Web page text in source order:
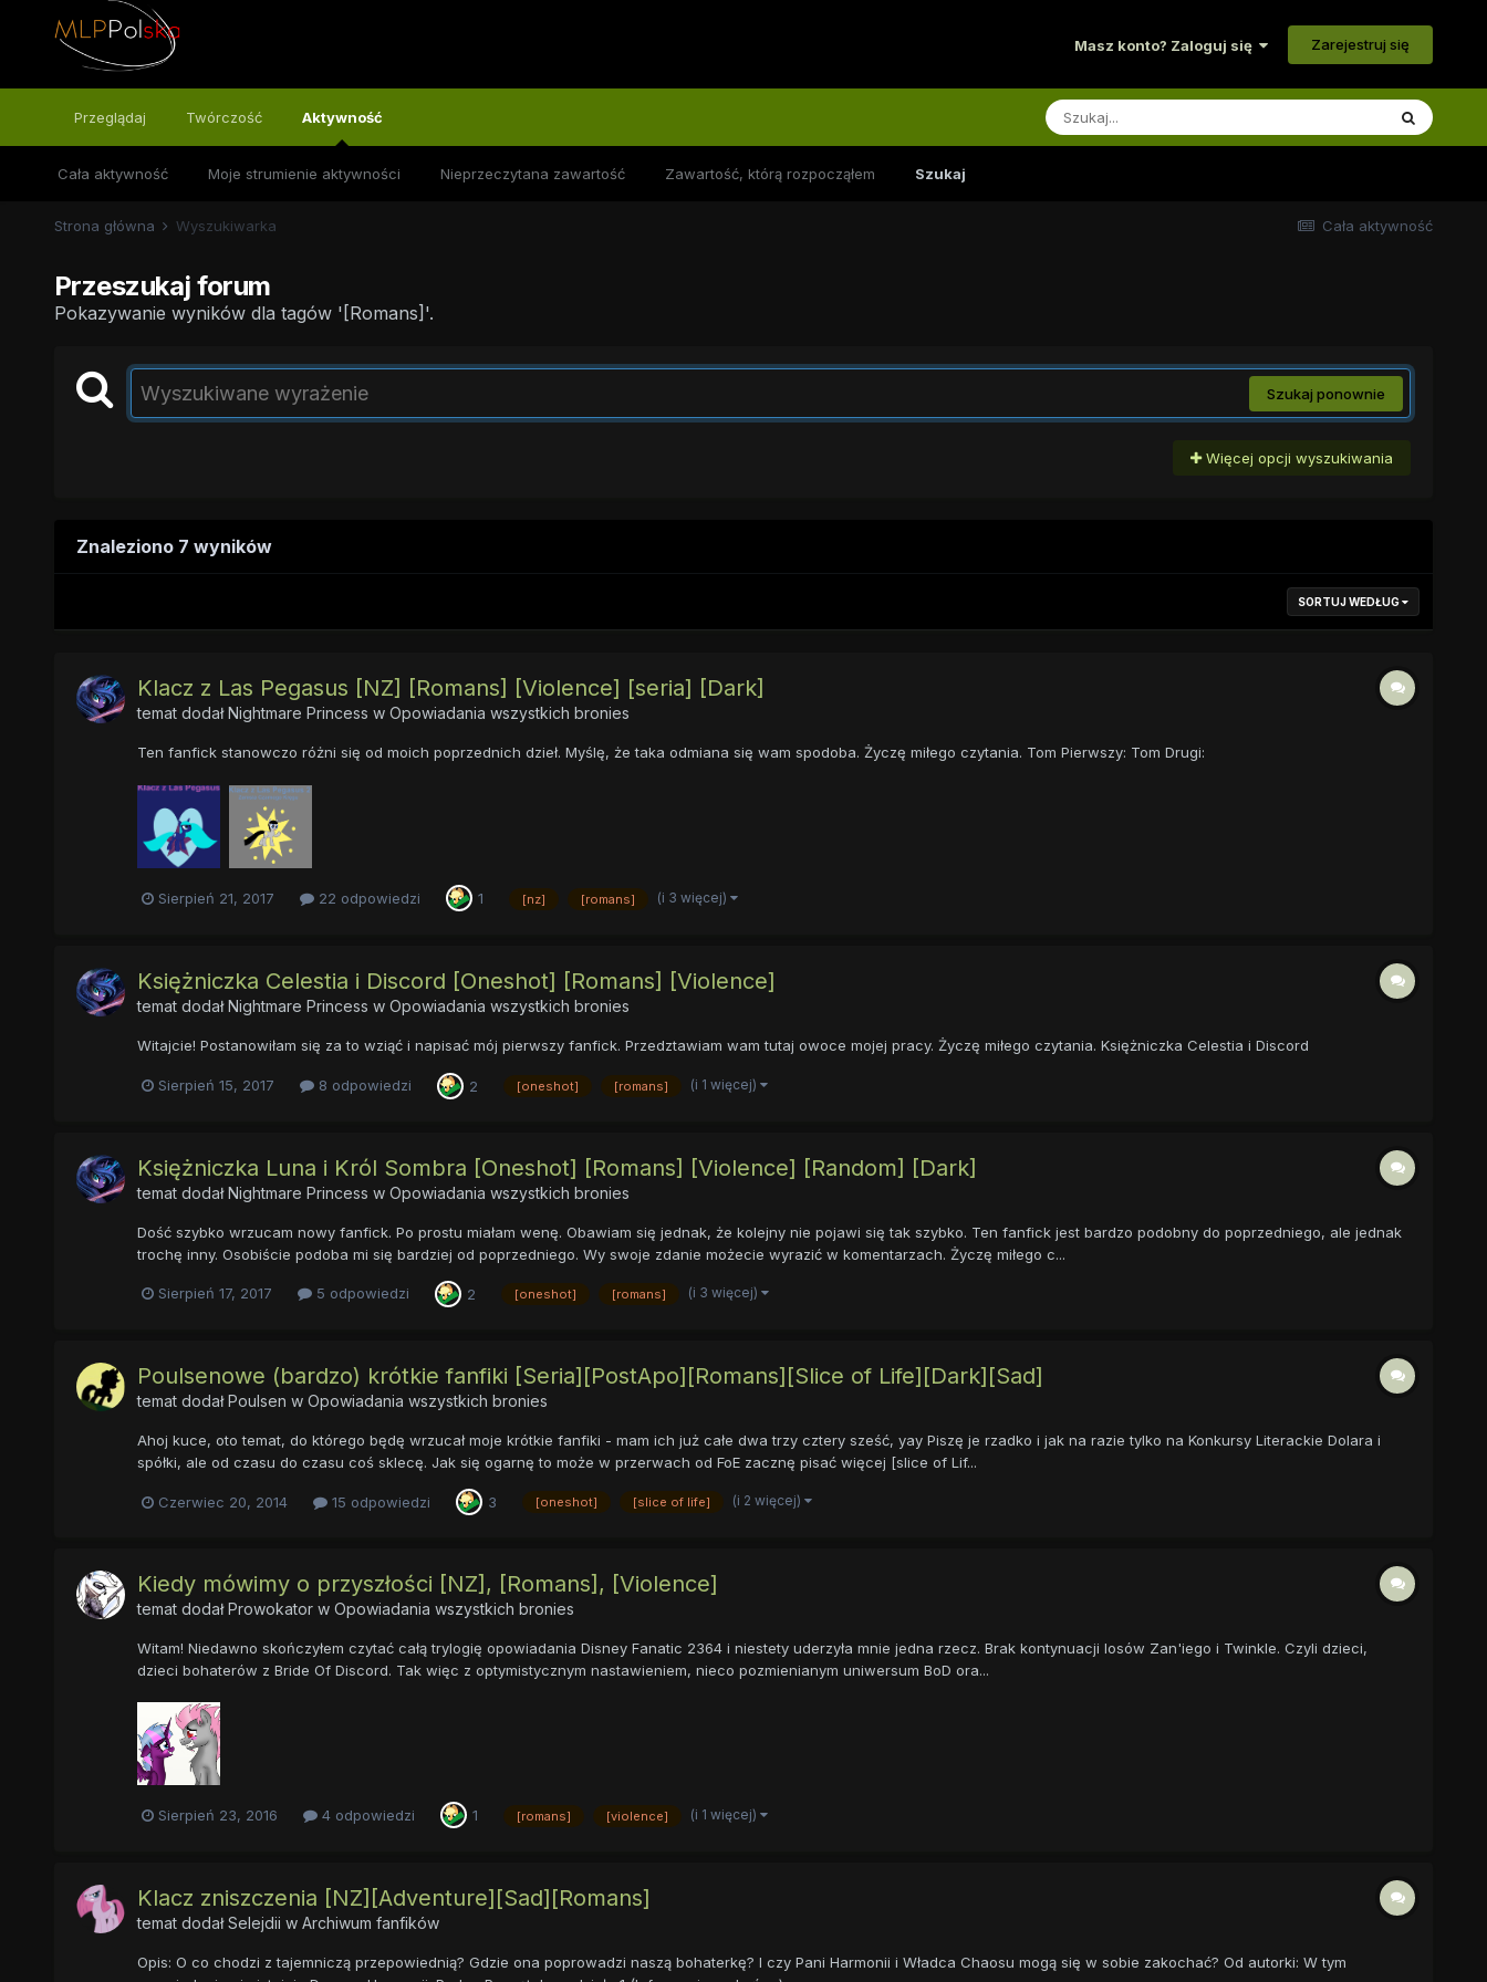
Masz konto? Zaloguj się Zarejestruj się
Przeglądaj Twórczość Aktywność
Cała aktywność Moje strumienie aktywności Nieprzeczytana zawartość Zawartość, którą rozpocząłem Szukaj
Cała aktywność
Strona główna Wyszukiwarka
Przeszukaj forum
Pokazywanie wyników dla tagów '[Romans]'.
Szukaj ponownie
Więcej opcji wyszukiwania
Znaleziono 7 wyników
SORTUJ WEDŁUG
Klacz z Las Pegasus [NZ] [Romans] [Violence] [seria] [Dark]
temat dodałNightmare Princess w Opowiadania wszystkich bronies
Ten fanfick stanowczo różni się od moich poprzednich dzieł. Myślę, że taka odmiana się wam spodoba. Życzę miłego czytania. Tom Pierwszy: Tom Drugi:
Sierpień 21, 2017 22 odpowiedzi 1 [nz] [romans] (i 3 więcej)
Księżniczka Celestia i Discord [Oneshot] [Romans] [Violence]
temat dodałNightmare Princess w Opowiadania wszystkich bronies
Witajcie! Postanowiłam się za to wziąć i napisać mój pierwszy fanfick. Przedztawiam wam tutaj owoce mojej pracy. Życzę miłego czytania. Księżniczka Celestia i Discord
Sierpień 15, 2017 8 odpowiedzi 2 [oneshot] [romans] (i 1 więcej)
Księżniczka Luna i Król Sombra [Oneshot] [Romans] [Violence] [Random] [Dark]
temat dodałNightmare Princess w Opowiadania wszystkich bronies
Dość szybko wrzucam nowy fanfick. Po prostu miałam wenę. Obawiam się jednak, że kolejny nie pojawi się tak szybko. Ten fanfick jest bardzo podobny do poprzedniego, ale jednak
trochę inny. Osobiście podoba mi się bardziej od poprzedniego. Wy swoje zdanie możecie wyrazić w komentarzach. Życzę miłego c...
Sierpień 17, 2017 5 odpowiedzi 2 [oneshot] [romans] (i 3 więcej)
Poulsenowe (bardzo) krótkie fanfiki [Seria][PostApo][Romans][Slice of Life][Dark][Sad]
temat dodałPoulsen w Opowiadania wszystkich bronies
Ahoj kuce, oto temat, do którego będę wrzucał moje krótkie fanfiki - mam ich już całe dwa trzy cztery sześć, yay Piszę je rzadko i jak na razie tylko na Konkursy Literackie Dolara i
spółki, ale od czasu do czasu coś sklecę. Jak się ogarnę to może w przerwach od FoE zacznę pisać więcej [slice of Lif...
Czerwiec 20, 2014 15 odpowiedzi 3 [oneshot] [slice of life] (i 2 więcej)
Kiedy mówimy o przyszłości [NZ], [Romans], [Violence]
temat dodałProwokatorw Opowiadania wszystkich bronies
Witam! Niedawno skończyłem czytać całą trylogię opowiadania Disney Fanatic 2364 i niestety uderzyła mnie jedna rzecz. Brak kontynuacji losów Zan'iego i Twinkle. Czyli dzieci,
dzieci bohaterów z Bride Of Discord. Tak więc z optymistycznym nastawieniem, nieco pozmienianym uniwersum BoD ora...
Sierpień 23, 2016 4 odpowiedzi 1 [romans] [violence] (i 1 więcej)
Klacz zniszczenia [NZ][Adventure][Sad][Romans]
temat dodałSelejdii w Archiwum fanfików
Opis: O co chodzi z tajemniczą przepowiednią? Gdzie ona poprowadzi naszą bohaterkę? I czy Pani Harmonii i Władca Chaosu mogą się w sobie zakochać? Od autorki: W tym